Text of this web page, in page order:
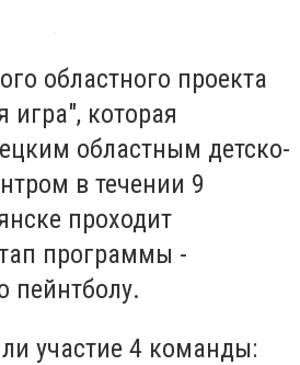
областного проекта
игра", которая
областным детско-
в течении 9
проходит
программы -
пейнтболу.
участие 4 команды: